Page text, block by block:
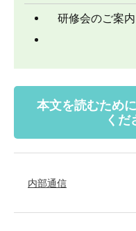
研修会のご案内
本文を読むため
くだ
内部通信